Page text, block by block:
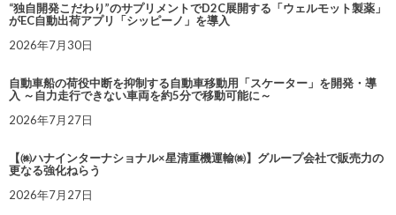
“独自開発こだわり”のサプリメントでD2C展開する「ウェルモット製薬」
がEC自動出荷アプリ「シッピーノ」を導入
2026年7月30日
自動車船の荷役中断を抑制する自動車移動用「スケーター」を開発・導
入 ～自力走行できない車両を約5分で移動可能に～
2026年7月27日
【㈱ハナインターナショナル×星清重機運輸㈱】グループ会社で販売力の
更なる強化ねらう
2026年7月27日